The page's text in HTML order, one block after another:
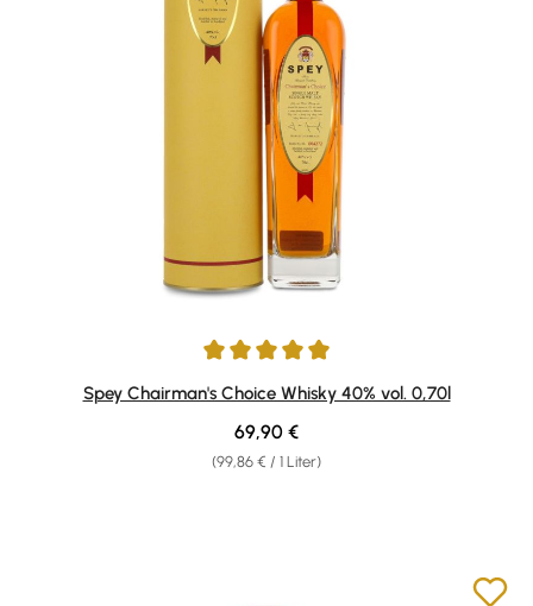
Durchschnittliche Bewertung von 5 von 5 Sternen
Spey Chairman's Choice Whisky 40% vol. 0,70l
(99,86 € / 1 Liter)
Regulärer Preis:
69,90 €